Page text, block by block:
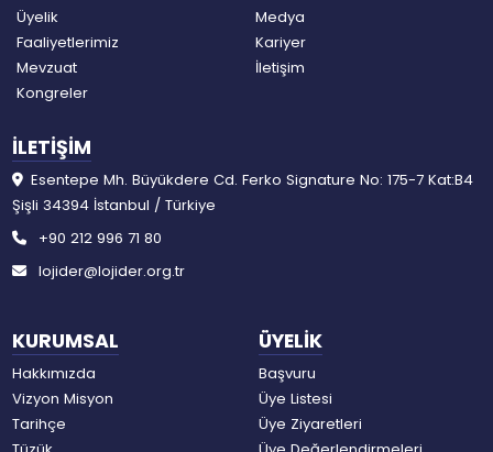
Üyelik
Faaliyetlerimiz
Mevzuat
Kongreler
Medya
Kariyer
İletişim
KURUMSAL
Hakkımızda
Vizyon Misyon
Tarihçe
ÜYELİK
Başvuru
Üye Listesi
Üye Ziyaretleri
İLETİŞİM
Esentepe Mh. Büyükdere Cd. Ferko Signature No: 175-7 Kat:B4
Şişli 34394 İstanbul / Türkiye
+90 212 996 71 80
lojider@lojider.org.tr